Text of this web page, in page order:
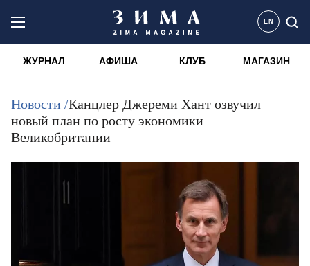
EN
ЖУРНАЛ АФИША КЛУБ МАГАЗИН
Новости /Канцлер Джереми Хант озвучил
новый план по росту экономики
Великобритании